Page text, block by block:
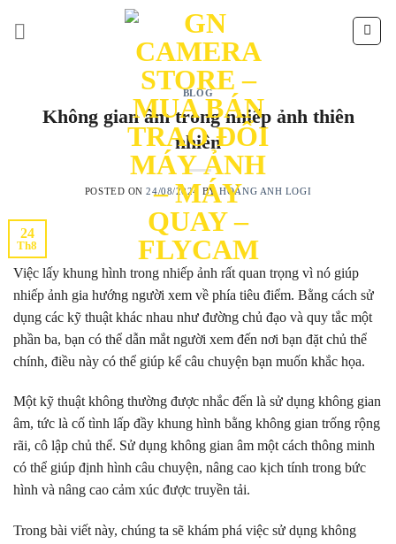
BLOG
Không gian âm trong nhiếp ảnh thiên
nhiên
POSTED ON24/08/2024 BYHOÀNG ANH LOGI
24
Th8
Việc lấy khung hình trong nhiếp ảnh rất quan trọng vì nó giúp
nhiếp ảnh gia hướng người xem về phía tiêu điểm. Bằng cách sử
dụng các kỹ thuật khác nhau như đường chủ đạo và quy tắc một
phần ba, bạn có thể dẫn mắt người xem đến nơi bạn đặt chủ thể
chính, điều này có thể giúp kể câu chuyện bạn muốn khắc họa.
Một kỹ thuật không thường được nhắc đến là sử dụng không gian
âm, tức là cố tình lấp đầy khung hình bằng không gian trống rộng
rãi, cô lập chủ thể. Sử dụng không gian âm một cách thông minh
có thể giúp định hình câu chuyện, nâng cao kịch tính trong bức
hình và nâng cao cảm xúc được truyền tải.
Trong bài viết này, chúng ta sẽ khám phá việc sử dụng không